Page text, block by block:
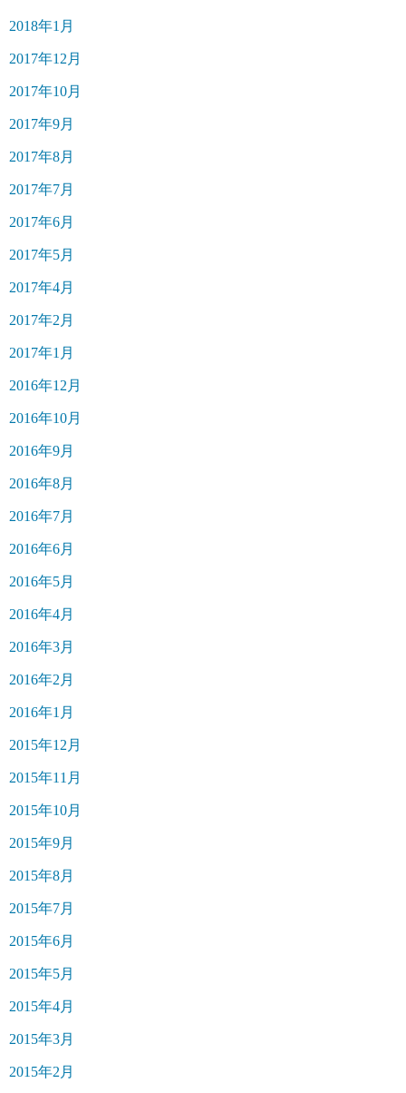
2018年1月
2017年12月
2017年10月
2017年9月
2017年8月
2017年7月
2017年6月
2017年5月
2017年4月
2017年2月
2017年1月
2016年12月
2016年10月
2016年9月
2016年8月
2016年7月
2016年6月
2016年5月
2016年4月
2016年3月
2016年2月
2016年1月
2015年12月
2015年11月
2015年10月
2015年9月
2015年8月
2015年7月
2015年6月
2015年5月
2015年4月
2015年3月
2015年2月